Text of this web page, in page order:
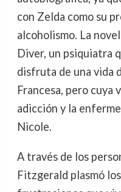
con Zelda como su
alcoholismo. La
Diver, un psiquiatra
disfruta de una vida
Francesa, pero cuya
adicción y la
Nicole.
A través de los
Fitzgerald plasmó